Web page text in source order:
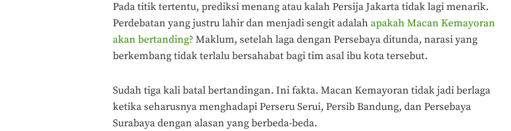
Pada titik tertentu, prediksi menang atau kalah Persija Jakarta tidak lagi menarik.
Perdebatan yang justru lahir dan menjadi sengit adalah apakah Macan Kemayoran
akan bertanding?Maklum, setelah laga dengan Persebaya ditunda, narasi yang
berkembang tidak terlalu bersahabat bagi tim asal ibu kota tersebut.
Sudah tiga kali batal bertandingan. Ini fakta. Macan Kemayoran tidak jadi berlaga
ketika seharusnya menghadapi Perseru Serui, Persib Bandung, dan Persebaya
Surabaya dengan alasan yang berbeda-beda.